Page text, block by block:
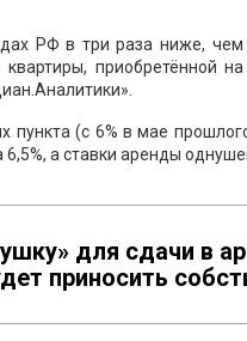
РФ в три раза ниже, чем
приобретённой
пункта (с 6% в мае
а ставки аренды
для сдачи в
приносить